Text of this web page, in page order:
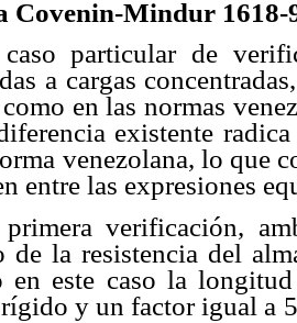
Covenin-Mindur 1618-
particular de
a cargas
en las normas
existente
venezolana, lo que
entre las expresiones
verificación,
de la resistencia del
en este caso la
y un factor igual a